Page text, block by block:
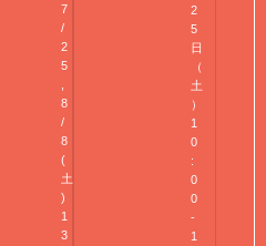
7
/
2
5
8
/
8
(
土
)
1
3
2
5
日
（
土
）
1
0
:
0
0
-
1